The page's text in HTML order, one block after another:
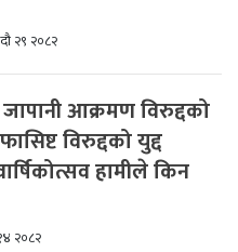
२९ २०८२
आक्रमण विरुद्दको
विरुद्दको युद्द
हामीले किन
२०८२